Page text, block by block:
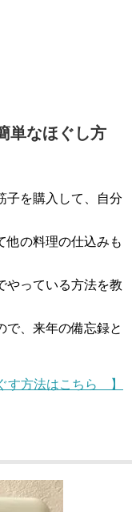
単なほぐし方
子を購入して、自分
他の料理の仕込みも
やっている方法を教
で、来年の備忘録と
す方法はこちら 】